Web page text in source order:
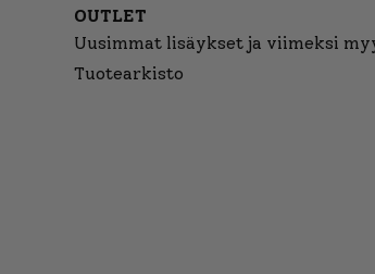
OUTLET
Uusimmat lisäykset ja viimeksi
Tuotearkisto